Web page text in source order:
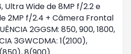
Ultra Wide de 8MP f/2.2 e
2MP f/2.4 + Câmera Frontal
2GGSM: 850, 900, 1800,
3GWCDMA: 1(2100),